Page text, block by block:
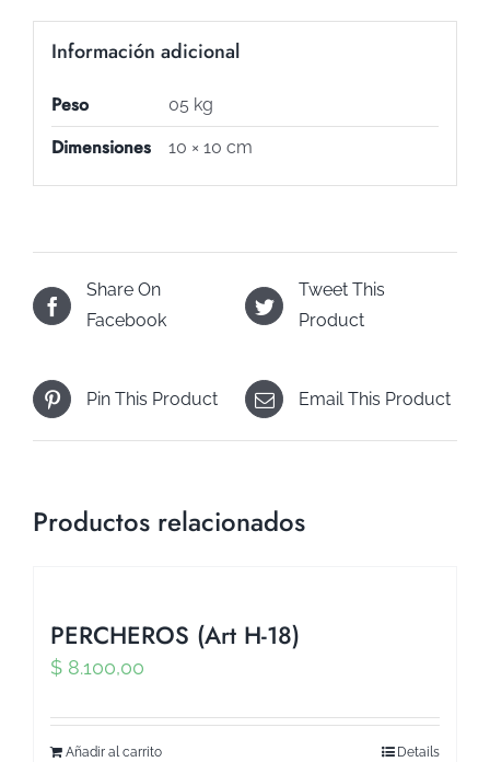
Información adicional
Peso 05 kg
Dimensiones 10 × 10 cm
Share On
Facebook
Tweet This
Product
Pin This Product Email This Product
Productos relacionados
PERCHEROS (Art H-18)
$ 8.100,00
Añadir al carrito Details